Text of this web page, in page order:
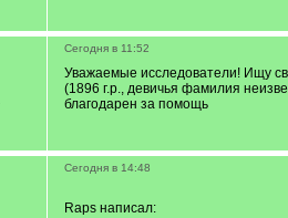
Сегодня в 11:52
Уважаемые исследователи! Ищу
(1896 г.р., девичья фамилия
благодарен за помощь
Сегодня в 14:48
Raps написал: